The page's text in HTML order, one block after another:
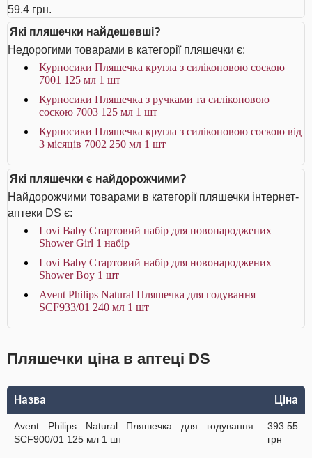
59.4 грн.
Які пляшечки найдешевші?
Недорогими товарами в категорії пляшечки є:
Курносики Пляшечка кругла з силіконовою соскою
7001 125 мл 1 шт
Курносики Пляшечка з ручками та силіконовою
соскою 7003 125 мл 1 шт
Курносики Пляшечка кругла з силіконовою соскою від
3 місяців 7002 250 мл 1 шт
Які пляшечки є найдорожчими?
Найдорожчими товарами в категорії пляшечки інтернет-
аптеки DS є:
Lovi Baby Стартовий набір для новонароджених
Shower Girl 1 набір
Lovi Baby Стартовий набір для новонароджених
Shower Boy 1 шт
Avent Philips Natural Пляшечка для годування
SCF933/01 240 мл 1 шт
Пляшечки ціна в аптеці DS
Назва Ціна
Avent Philips Natural Пляшечка для годування
SCF900/01 125 мл 1 шт
393.55
грн